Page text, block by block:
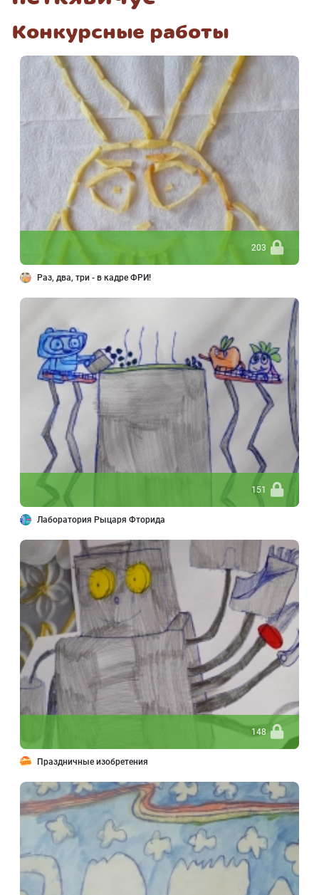
Конкурсные работы
203
Раз, два, три - в кадре ФРИ!
151
Лаборатория Рыцаря Фторида
148
Праздничные изобретения